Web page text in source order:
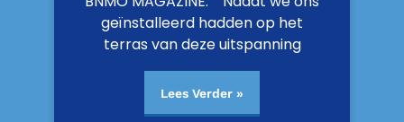
geïnstalleerd hadden op het
terras van deze uitspanning
Lees Verder »